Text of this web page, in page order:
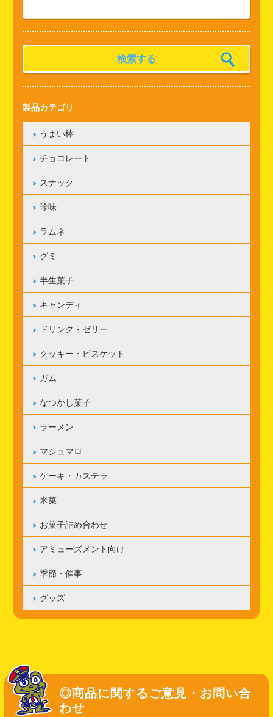
製品カテゴリ
うまい棒
チョコレート
スナック
珍味
ラムネ
グミ
半生菓子
キャンディ
ドリンク・ゼリー
クッキー・ビスケット
ガム
なつかし菓子
ラーメン
マシュマロ
ケーキ・カステラ
米菓
お菓子詰め合わせ
アミューズメント向け
季節・催事
グッズ
◎商品に関するご意見・お問い合
わせ